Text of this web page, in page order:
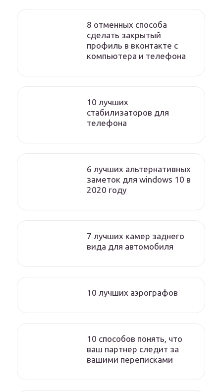
8 отменных способа
сделать закрытый
профиль в вконтакте с
компьютера и телефона
10 лучших
стабилизаторов для
телефона
6 лучших альтернативных
заметок для windows 10 в
2020 году
7 лучших камер заднего
вида для автомобиля
10 лучших аэрографов
10 способов понять, что
ваш партнер следит за
вашими переписками